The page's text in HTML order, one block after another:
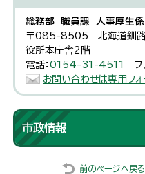
総務部 職員課 人事厚生係
〒085-8505 北海道釧
役所本庁舎2階
電話：0154-31-4511
フ
お問い合わせは専用フォ
市政情報
前のページへ戻る